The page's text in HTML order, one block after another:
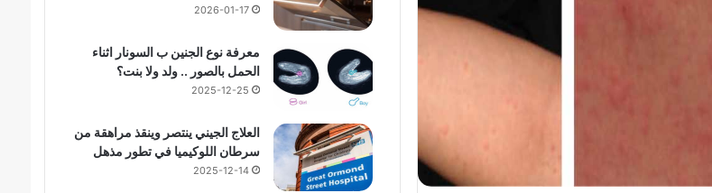
2026-01-17
معرفة نوع الجنين ب السونار اثناء
الحمل بالصور .. ولد ولا بنت؟
2025-12-25
العلاج الجيني ينتصر وينقذ مراهقة من
سرطان اللوكيميا في تطور مذهل
2025-12-14